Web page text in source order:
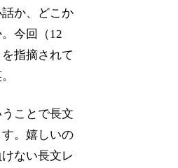
か、どこか
今回（12
指摘されて
ことで長文
。嬉しいの
ない長文レ